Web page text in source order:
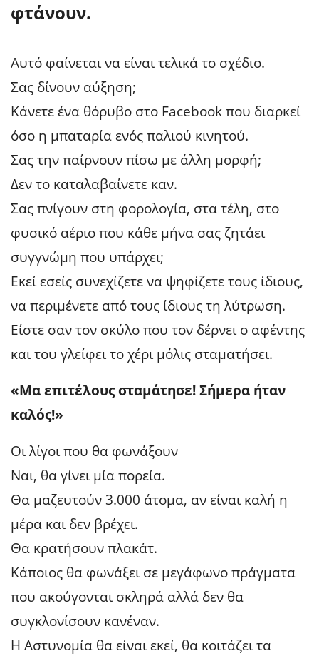
φτάνουν.
Αυτό φαίνεται να είναι τελικά το σχέδιο.
Σας δίνουν αύξηση;
Κάνετε ένα θόρυβο στο Facebook που διαρκεί
όσο η μπαταρία ενός παλιού κινητού.
Σας την παίρνουν πίσω με άλλη μορφή;
Δεν το καταλαβαίνετε καν.
Σας πνίγουν στη φορολογία, στα τέλη, στο
φυσικό αέριο που κάθε μήνα σας ζητάει
συγγνώμη που υπάρχει;
Εκεί εσείς συνεχίζετε να ψηφίζετε τους ίδιους,
να περιμένετε από τους ίδιους τη λύτρωση.
Είστε σαν τον σκύλο που τον δέρνει ο αφέντης
και του γλείφει το χέρι μόλις σταματήσει.
«Μα επιτέλους σταμάτησε! Σήμερα ήταν
καλός!»
Οι λίγοι που θα φωνάξουν
Ναι, θα γίνει μία πορεία.
Θα μαζευτούν 3.000 άτομα, αν είναι καλή η
μέρα και δεν βρέχει.
Θα κρατήσουν πλακάτ.
Κάποιος θα φωνάξει σε μεγάφωνο πράγματα
που ακούγονται σκληρά αλλά δεν θα
συγκλονίσουν κανέναν.
Η Αστυνομία θα είναι εκεί, θα κοιτάζει τα